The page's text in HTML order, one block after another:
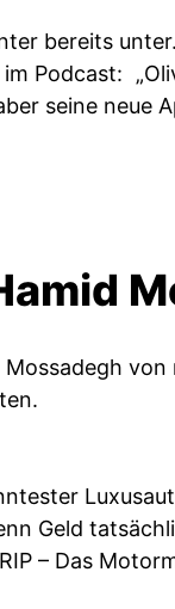
bereits unter.
Podcast:
seine neue
Geld
– Das